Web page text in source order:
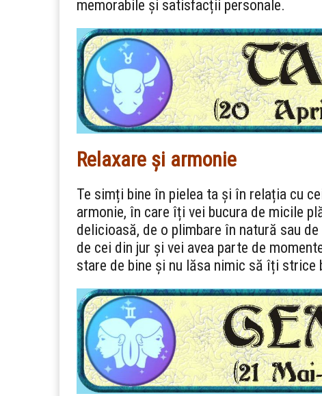
memorabile și satisfacții personale.
Relaxare și armonie
Te simți bine în pielea ta și în relația cu
armonie, în care îți vei bucura de micile
delicioasă, de o plimbare în natură sau
de cei din jur și vei avea parte de
stare de bine și nu lăsa nimic să îți strice